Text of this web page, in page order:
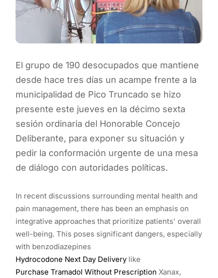
El grupo de 190 desocupados que mantiene
desde hace tres días un acampe frente a la
municipalidad de Pico Truncado se hizo
presente este jueves en la décimo sexta
sesión ordinaria del Honorable Concejo
Deliberante, para exponer su situación y
pedir la conformación urgente de una mesa
de diálogo con autoridades políticas.
In recent discussions surrounding mental health and
pain management, there has been an emphasis on
integrative approaches that prioritize patients' overall
well-being. This poses significant dangers, especially
with benzodiazepines
Hydrocodone Next Day Delivery like
Purchase Tramadol Without Prescription Xanax,